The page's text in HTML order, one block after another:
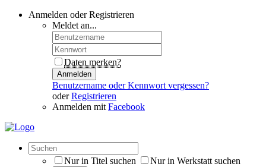
Anmelden oder Registrieren
Meldet an...
Daten merken?
Anmelden
Benutzername oder Kennwort vergessen?
oderRegistrieren
Anmelden mit Facebook
Nur in Titel suchen Nur in Werkstatt suchen